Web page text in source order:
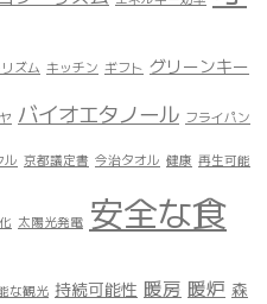
ズム キッチン ギフト グリーンキー
バイオエタノール フライパン
ル 京都議定書 今治タオル 健康 再生可能
太陽光発電 安全な食
な観光 持続可能性 暖房 暖炉 森